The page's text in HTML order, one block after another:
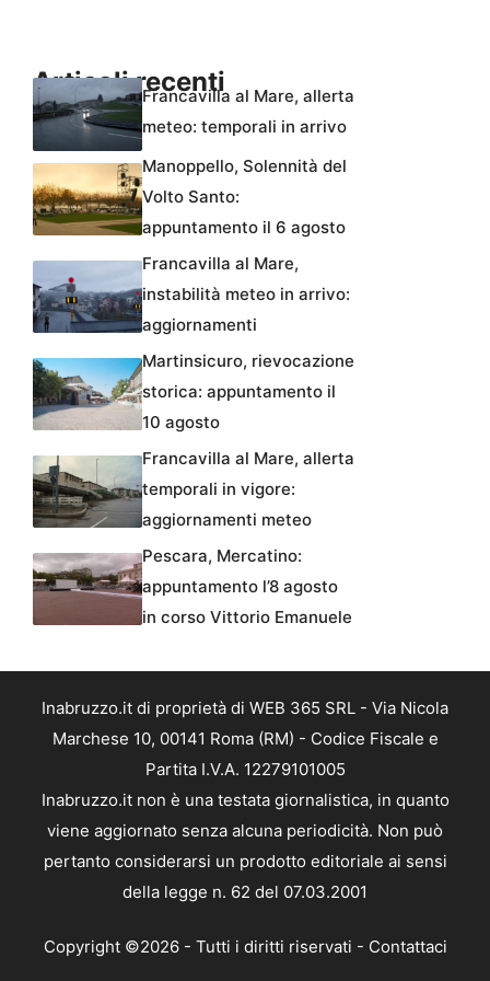
Articoli recentiFrancavilla al Mare, allerta
meteo: temporali in arrivo
Manoppello, Solennità del
Volto Santo:
appuntamento il 6 agosto
Francavilla al Mare,
instabilità meteo in arrivo:
aggiornamenti
Martinsicuro, rievocazione
storica: appuntamento il
10 agosto
Francavilla al Mare, allerta
temporali in vigore:
aggiornamenti meteo
Pescara, Mercatino:
appuntamento l’8 agosto
in corso Vittorio Emanuele
Inabruzzo.it di proprietà di WEB 365 SRL - Via Nicola
Marchese 10, 00141 Roma (RM) - Codice Fiscale e
Partita I.V.A. 12279101005
Inabruzzo.it non è una testata giornalistica, in quanto
viene aggiornato senza alcuna periodicità. Non può
pertanto considerarsi un prodotto editoriale ai sensi
della legge n. 62 del 07.03.2001
Copyright ©2026 - Tutti i diritti riservati - Contattaci